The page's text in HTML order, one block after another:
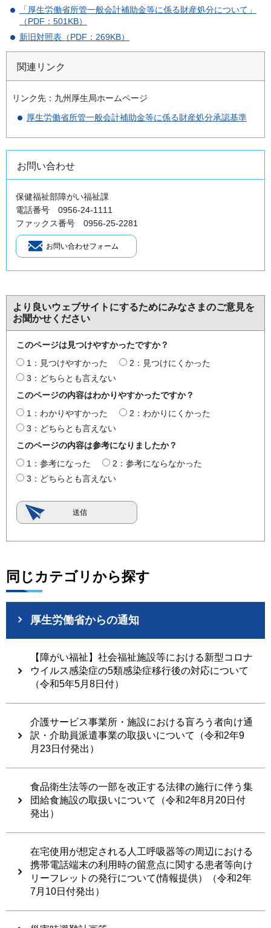
「厚生労働省所管一般会計補助金等に係る財産処分について」
（PDF：501KB）
新旧対照表（PDF：269KB）
関連リンク
リンク先：九州厚生局ホームページ
厚生労働省所管一般会計補助金等に係る財産処分承認基準
お問い合わせ
保健福祉部障がい福祉課
電話番号 0956-24-1111
ファックス番号 0956-25-2281
より良いウェブサイトにするためにみなさまのご意見を
お聞かせください
このページは見つけやすかったですか？
1：見つけやすかった
2：見つけにくかった
3：どちらとも言えない
このページの内容はわかりやすかったですか？
1：わかりやすかった
2：わかりにくかった
3：どちらとも言えない
このページの内容は参考になりましたか？
1：参考になった
2：参考にならなかった
3：どちらとも言えない
同じカテゴリから探す
厚生労働省からの通知
【障がい福祉】社会福祉施設等における新型コロナ
ウイルス感染症の5類感染症移行後の対応について
（令和5年5月8日付）
介護サービス事業所・施設における盲ろう者向け通
訳・介助員派遣事業の取扱いについて（令和2年9
月23日付発出）
食品衛生法等の一部を改正する法律の施行に伴う集
団給食施設の取扱いについて（令和2年8月20日付
発出）
在宅使用が想定される人工呼吸器等の周辺における
携帯電話端末の利用時の留意点に関する患者等向け
リーフレットの発行について(情報提供）（令和2年
7月10日付発出）